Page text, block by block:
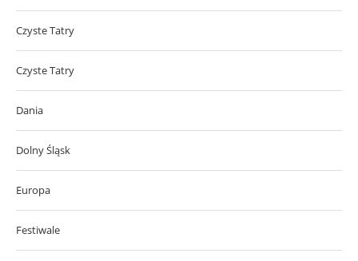
Czyste Tatry
Czyste Tatry
Dania
Dolny Śląsk
Europa
Festiwale